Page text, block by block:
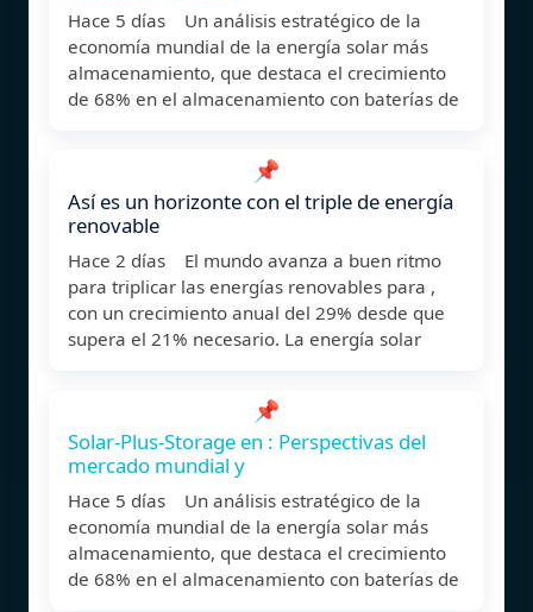
Hace 5 días Un análisis estratégico de la
economía mundial de la energía solar más
almacenamiento, que destaca el crecimiento
de 68% en el almacenamiento con baterías de
📌
Así es un horizonte con el triple de energía
renovable
Hace 2 días El mundo avanza a buen ritmo
para triplicar las energías renovables para ,
con un crecimiento anual del 29% desde que
supera el 21% necesario. La energía solar
📌
Solar-Plus-Storage en : Perspectivas del
mercado mundial y
Hace 5 días Un análisis estratégico de la
economía mundial de la energía solar más
almacenamiento, que destaca el crecimiento
de 68% en el almacenamiento con baterías de